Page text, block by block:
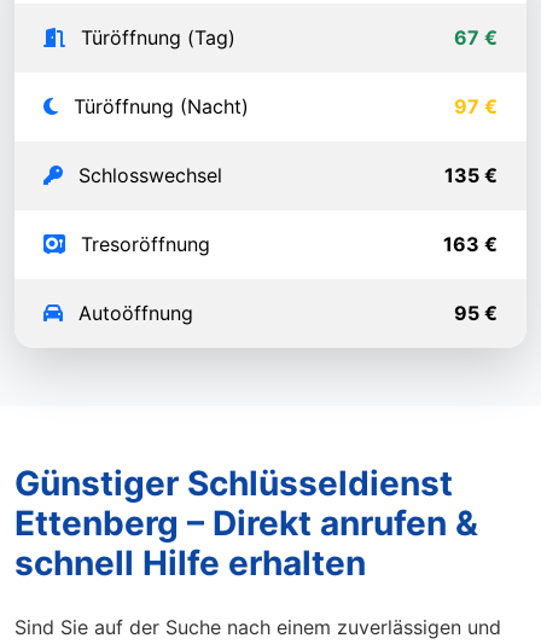
Türöffnung (Tag) 67 €
Türöffnung (Nacht) 97 €
Schlosswechsel 135 €
Tresoröffnung 163 €
Autoöffnung 95 €
Günstiger Schlüsseldienst
Ettenberg – Direkt anrufen &
schnell Hilfe erhalten
Sind Sie auf der Suche nach einem zuverlässigen und